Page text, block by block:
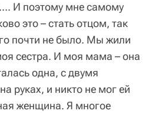
И поэтому мне самому
это – стать отцом, так
почти не было. Мы жили
сестра. И моя мама – она
одна, с двумя
руках, и никто не мог ей
женщина. Я многое